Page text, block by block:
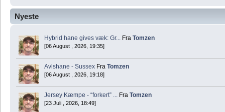
Nyeste
Hybrid hane gives væk: Gr... Fra Tomzen
[06 August , 2026, 19:35]
Avlshane - Sussex Fra Tomzen
[06 August , 2026, 19:18]
Jersey Kæmpe - “forkert” ... Fra Tomzen
[23 Juli , 2026, 18:49]